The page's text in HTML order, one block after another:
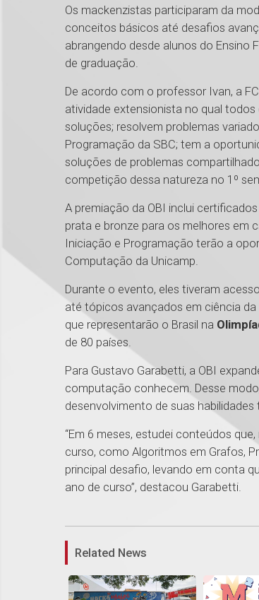
Os mackenzistas participaram da
conceitos básicos até desafios
abrangendo desde alunos do Ensino
de graduação.
De acordo com o professor Ivan, a
atividade extensionista no qual
soluções; resolvem problemas
Programação da SBC; tem a
soluções de problemas
competição dessa natureza no 1º
A premiação da OBI inclui
prata e bronze para os melhores em
Iniciação e Programação terão a
Computação da Unicamp.
Durante o evento, eles tiveram
até tópicos avançados em ciência
que representarão o Brasil na
de 80 países.
Para Gustavo Garabetti, a OBI
computação conhecem. Desse
desenvolvimento de suas habilidades
“Em 6 meses, estudei conteúdos
curso, como Algoritmos em Grafos,
principal desafio, levando em conta
ano de curso”, destacou Garabetti.
Related News